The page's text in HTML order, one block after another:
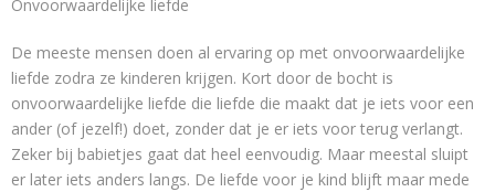
Onvoorwaardelijke liefde
De meeste mensen doen al ervaring op met onvoorwaardelijke
liefde zodra ze kinderen krijgen. Kort door de bocht is
onvoorwaardelijke liefde die liefde die maakt dat je iets voor een
ander (of jezelf!) doet, zonder dat je er iets voor terug verlangt.
Zeker bij babietjes gaat dat heel eenvoudig. Maar meestal sluipt
er later iets anders langs. De liefde voor je kind blijft maar mede